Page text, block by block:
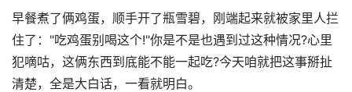
早餐煮了俩鸡蛋，顺手开了瓶雪碧，刚端起来就被家里人拦
住了："吃鸡蛋别喝这个!"你是不是也遇到过这种情况?心里
犯嘀咕，这俩东西到底能不能一起吃?今天咱就把这事掰扯
清楚，全是大白话，一看就明白。